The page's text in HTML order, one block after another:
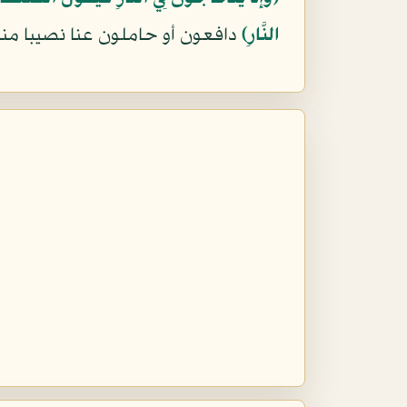
النَّارِ﴾ دافعون أو حاملون عنا نصيبا